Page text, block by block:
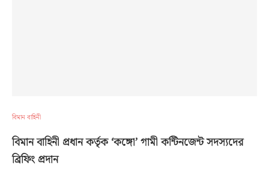
বিমান বাহিনী
বিমান বাহিনী প্রধান কর্তৃক ‘কঙ্গো’ গামী কন্টিনজেন্ট সদস্যদের
ব্রিফিং প্রদান